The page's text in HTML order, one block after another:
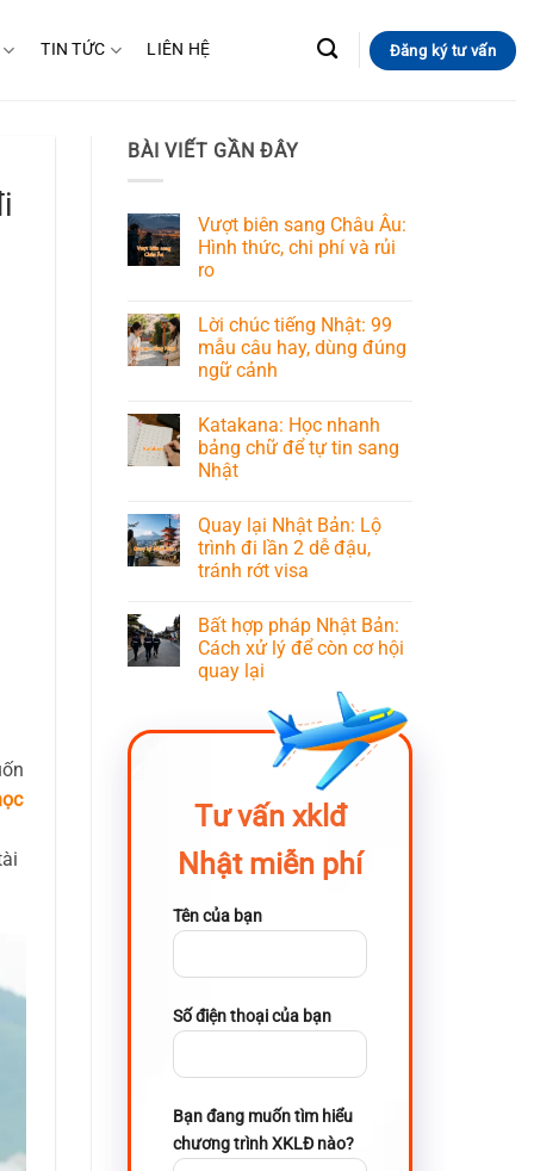
TIN TỨC LIÊN HỆ Đăng ký tư vấn
BÀI VIẾT GẦN ĐÂY
Vượt biên sang Châu Âu:
Hình thức, chi phí và rủi
ro
Lời chúc tiếng Nhật: 99
mẫu câu hay, dùng đúng
ngữ cảnh
Katakana: Học nhanh
bảng chữ để tự tin sang
Nhật
Quay lại Nhật Bản: Lộ
trình đi lần 2 dễ đậu,
tránh rớt visa
Bất hợp pháp Nhật Bản:
Cách xử lý để còn cơ hội
quay lại
Tư vấn xklđ
Nhật miễn phí
Tên của bạn
Số điện thoại của bạn
Bạn đang muốn tìm hiểu
chương trình XKLĐ nào?